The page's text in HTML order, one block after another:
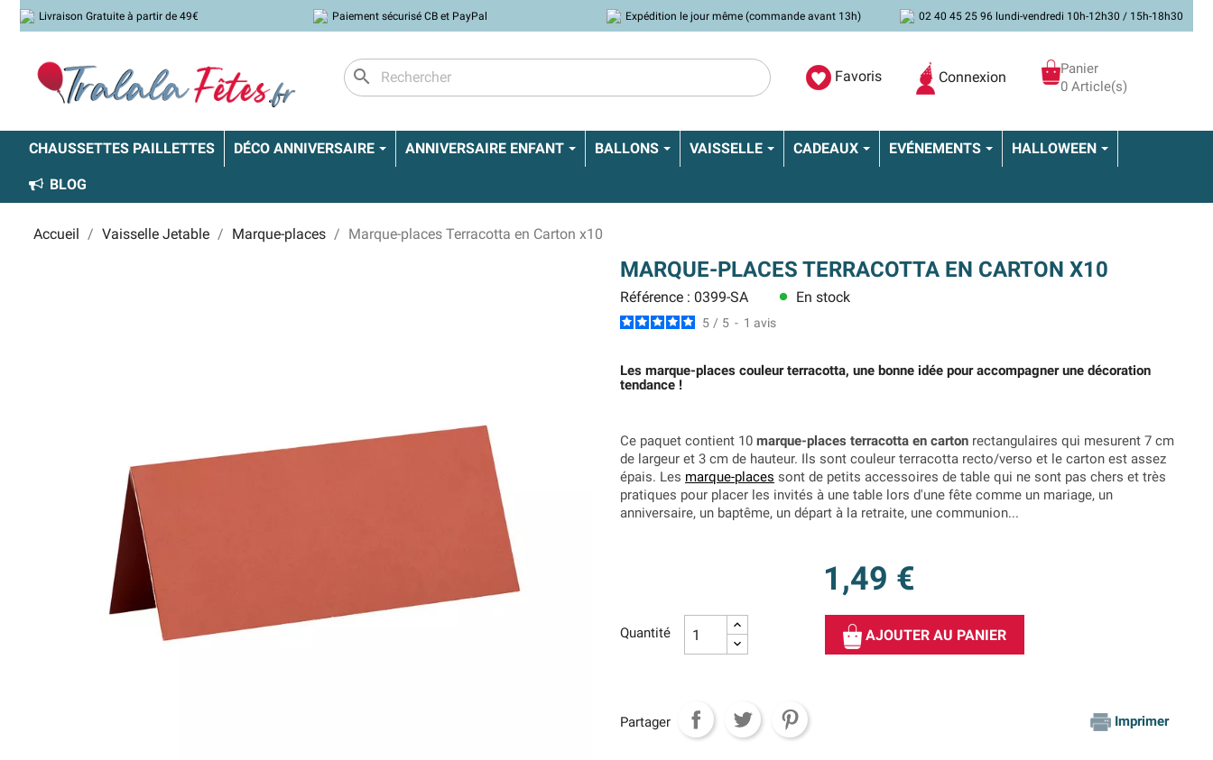
Livraison Gratuite à partir de 49€ Paiement sécurisé CB et PayPal Expédition le jour même (commande avant 13h) 02 40 45 25 96 lundi-vendredi 10h-12h30 / 15h-18h30
search Favoris Connexion
Panier
0 Article(s)
CHAUSSETTES PAILLETTES DÉCO ANNIVERSAIRE ANNIVERSAIRE ENFANT BALLONS VAISSELLE CADEAUX EVÉNEMENTS HALLOWEEN
BLOG
Accueil Vaisselle Jetable Marque-places Marque-places Terracotta en Carton x10
MARQUE-PLACES TERRACOTTA EN CARTON X10
Référence : 0399-SA lens En stock
5 / 5 - 1 avis
Les marque-places couleur terracotta, une bonne idée pour accompagner une décoration
tendance !
Ce paquet contient 10 marque-places terracotta en carton rectangulaires qui mesurent 7 cm
de largeur et 3 cm de hauteur. Ils sont couleur terracotta recto/verso et le carton est assez
épais. Les marque-places sont de petits accessoires de table qui ne sont pas chers et très
pratiques pour placer les invités à une table lors d'une fête comme un mariage, un
anniversaire, un baptême, un départ à la retraite, une communion...
1,49 €
Quantité AJOUTER AU PANIER
Partager Imprimer